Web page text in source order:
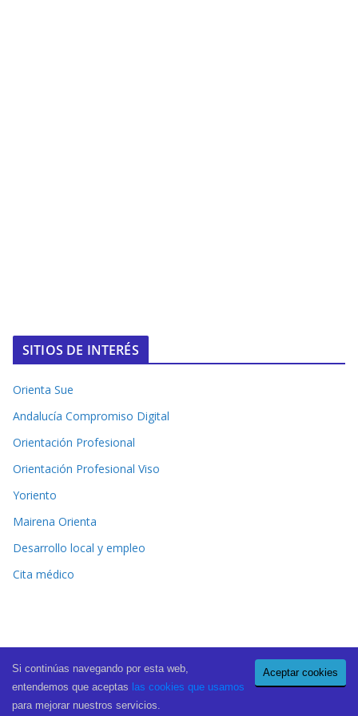
SITIOS DE INTERÉS
Orienta Sue
Andalucía Compromiso Digital
Orientación Profesional
Orientación Profesional Viso
Yoriento
Mairena Orienta
Desarrollo local y empleo
Cita médico
Copyright © 2026 El Periódico de Mairena
. All rights reserved.
Theme:
ColorMag Pro by ThemeGrill. Powered by
Aceptar cookies
Si continúas navegando por esta web,
entendemos que aceptas las cookies que usamos
para mejorar nuestros servicios.